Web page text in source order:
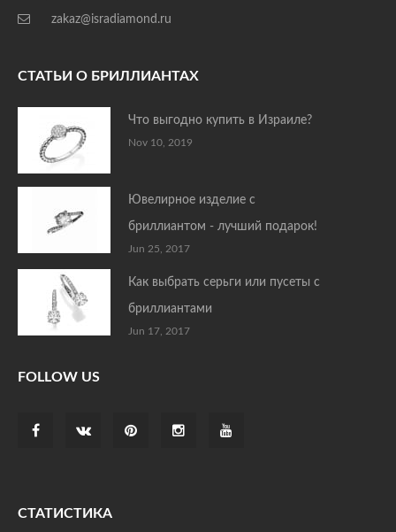
zakaz@isradiamond.ru
СТАТЬИ О БРИЛЛИАНТАХ
Что выгодно купить в Израиле?
Nov 10, 2019
Ювелирное изделие с
бриллиантом - лучший подарок!
Jun 25, 2017
Как выбрать серьги или пусеты с
бриллиантами
Jun 17, 2017
FOLLOW US
СТАТИСТИКА